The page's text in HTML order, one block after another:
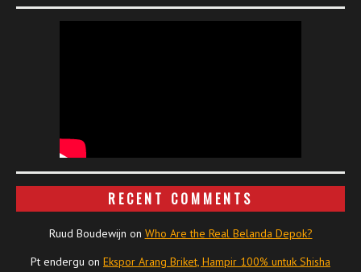
RECENT COMMENTS
Ruud Boudewijn on Who Are the Real Belanda Depok?
Pt endergu on Ekspor Arang Briket, Hampir 100% untuk Shisha